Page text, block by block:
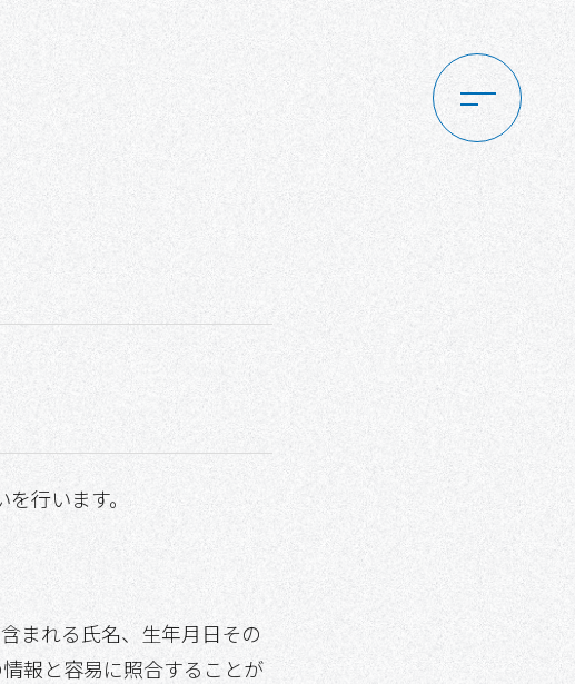
を行います。
まれる氏名、生年月日その
報と容易に照合することが